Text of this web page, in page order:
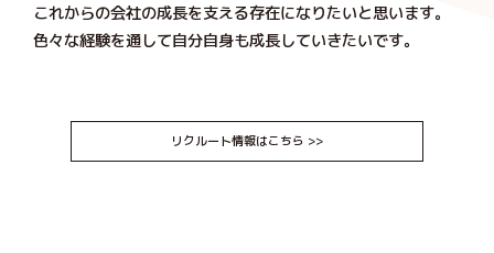
これからの会社の成長を支える存在になりたいと思います。
色々な経験を通して自分自身も成長していきたいです。
リクルート情報はこちら >>